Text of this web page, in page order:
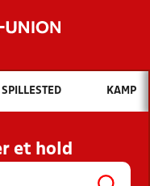
vil du søge efter?
OG NYHEDER
KLUBBER OG
SPILLESTED KAMP
et hold